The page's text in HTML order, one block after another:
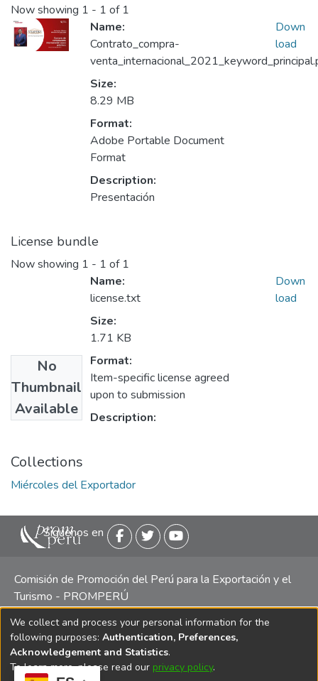
Now showing 1 - 1 of 1
Name:
Contrato_compra-
Size:
8.29 MB
Format:
Adobe Portable Document
Format
Description:
Presentación
Down
load
License bundle
Now showing 1 - 1 of 1
No
Thumbnail
Available
Name:
license.txt
Size:
1.71 KB
Format:
Item-specific license agreed
upon to submission
Description:
Down
load
Collections
Miércoles del Exportador
Siguenos en
Comisión de Promoción del Perú para la Exportación y el
Turismo - PROMPERÚ
Central telefónica: (511) 616 7300 / 616 7400 Calle Uno
Oeste 50, Edificio Mincetur, Pisos 13 y 14, San Isidro -
Lima
We collect and process your personal information for the
following purposes: Authentication, Preferences,
Acknowledgement and Statistics.
To learn more, please read our privacy policy.